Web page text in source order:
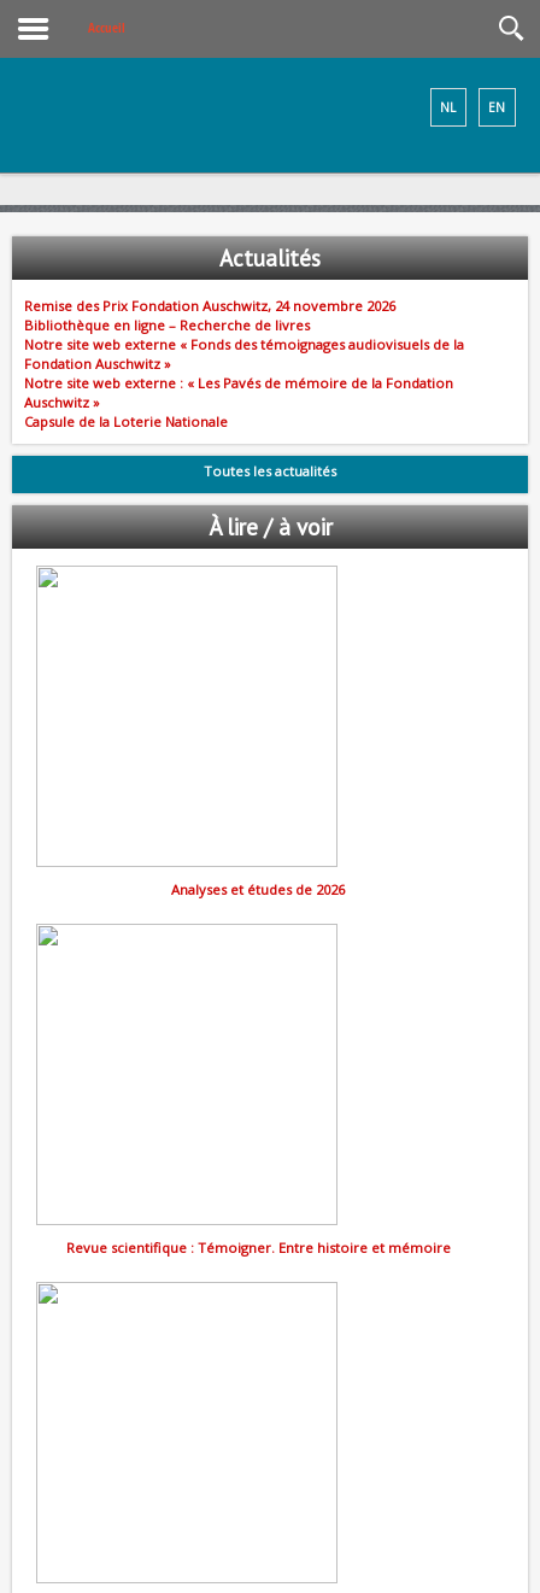
Accueil
EN
NL
Actualités
Remise des Prix Fondation Auschwitz, 24 novembre 2026
Bibliothèque en ligne – Recherche de livres
Notre site web externe « Fonds des témoignages audiovisuels de la
Fondation Auschwitz »
Notre site web externe : « Les Pavés de mémoire de la Fondation
Auschwitz »
Capsule de la Loterie Nationale
Toutes les actualités
À lire / à voir
Analyses et études de 2026
Revue scientifique : Témoigner. Entre histoire et mémoire